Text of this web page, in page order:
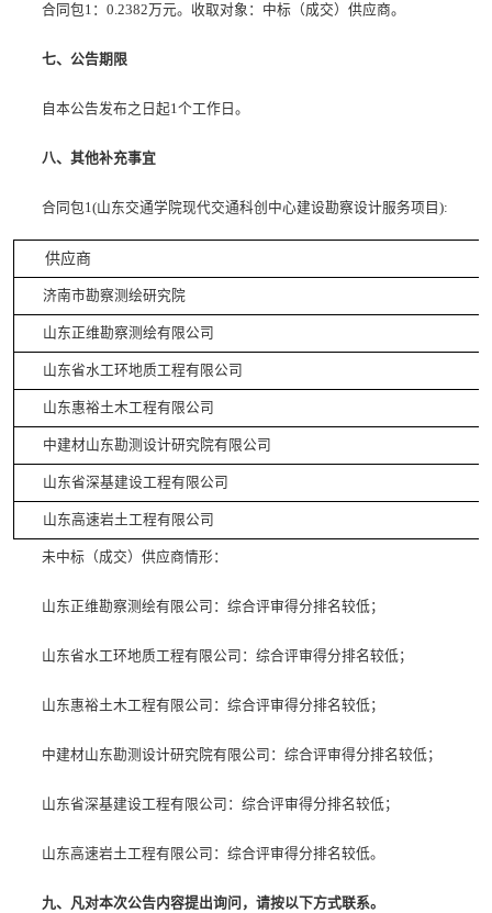
合同包1：0.2382万元。收取对象：中标（成交）供应商。
七、公告期限
自本公告发布之日起1个工作日。
八、其他补充事宜
合同包1(山东交通学院现代交通科创中心建设勘察设计服务项目):
供应商
济南市勘察测绘研究院
山东正维勘察测绘有限公司
山东省水工环地质工程有限公司
山东惠裕土木工程有限公司
中建材山东勘测设计研究院有限公司
山东省深基建设工程有限公司
山东高速岩土工程有限公司
未中标（成交）供应商情形：
山东正维勘察测绘有限公司：综合评审得分排名较低；
山东省水工环地质工程有限公司：综合评审得分排名较低；
山东惠裕土木工程有限公司：综合评审得分排名较低；
中建材山东勘测设计研究院有限公司：综合评审得分排名较低；
山东省深基建设工程有限公司：综合评审得分排名较低；
山东高速岩土工程有限公司：综合评审得分排名较低。
九、凡对本次公告内容提出询问，请按以下方式联系。